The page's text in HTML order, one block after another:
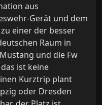
aus
Gerät und dem
einer der besser
Raum in
und die Fw
ist keine
Kurztrip plant
oder Dresden